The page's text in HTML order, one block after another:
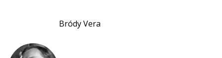
Bródy Vera